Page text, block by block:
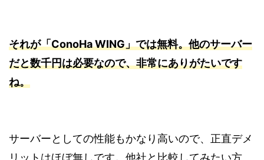
それが「ConoHa WING」では無料。他のサーバー
だと数千円は必要なので、非常にありがたいです
ね。
サーバーとしての性能もかなり高いので、正直デメ
リットはほぼ無しです。他社と比較してみたい方